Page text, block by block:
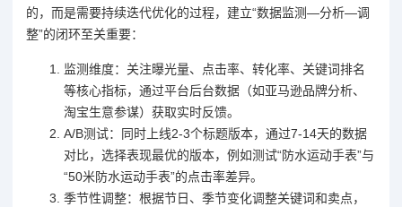
的，而是需要持续迭代优化的过程，建立“数据监测—分析—调
整”的闭环至关重要：
监测维度：关注曝光量、点击率、转化率、关键词排名
等核心指标，通过平台后台数据（如亚马逊品牌分析、
淘宝生意参谋）获取实时反馈。
A/B测试：同时上线2-3个标题版本，通过7-14天的数据
对比，选择表现最优的版本，例如测试“防水运动手表”与
“50米防水运动手表”的点击率差异。
季节性调整：根据节日、季节变化调整关键词和卖点，